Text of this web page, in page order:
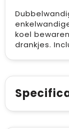
koel
drankjes.